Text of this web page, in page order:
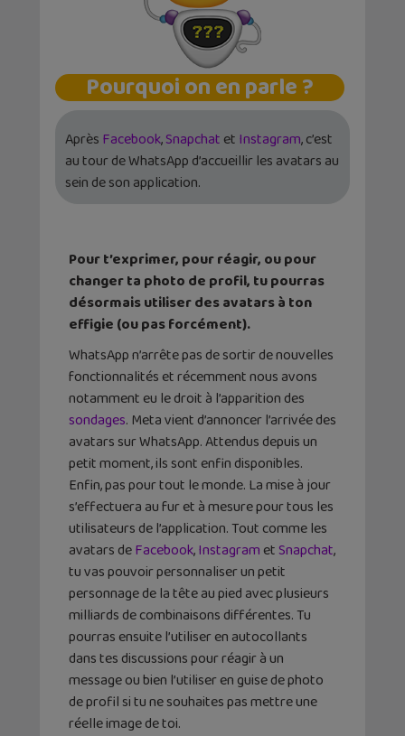
Pourquoi on en parle ?
Après Facebook,Snapchat et Instagram, c’est
au tour de WhatsApp d’accueillir les avatars au
sein de son application.
Pour t’exprimer, pour réagir, ou pour
changer ta photo de profil, tu pourras
désormais utiliser des avatars à ton
effigie (ou pas forcément).
WhatsApp n’arrête pas de sortir de nouvelles
fonctionnalités et récemment nous avons
notamment eu le droit à l’apparition des
sondages. Meta vient d’annoncer l’arrivée des
avatars sur WhatsApp. Attendus depuis un
petit moment, ils sont enfin disponibles.
Enfin, pas pour tout le monde. La mise à jour
s’effectuera au fur et à mesure pour tous les
utilisateurs de l’application. Tout comme les
avatars deFacebook,Instagram etSnapchat,
tu vas pouvoir personnaliser un petit
personnage de la tête au pied avec plusieurs
milliards de combinaisons différentes. Tu
pourras ensuite l’utiliser en autocollants
dans tes discussions pour réagir à un
message ou bien l’utiliser en guise de photo
de profil si tu ne souhaites pas mettre une
réelle image de toi.